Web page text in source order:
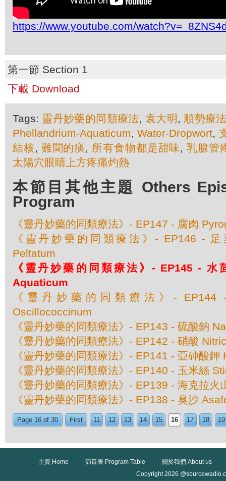
https://www.youtube.com/
第一節 Section 1
下載 Download
Tags: 靈丹妙藥的同類療法, 袁大明 , 順勢療
Phellandrium-Aquaticum,Water-Dropwort,
結核, 難聞的痰, 所有食物都是甜味,乳腺管
太陽穴眼睛上方疼痛灼熱
本節目其他主題 Others
Program
《靈丹妙藥的同類療法》- EP147 - 腐肉
《靈丹妙藥的同類療法》- EP146 - 足
Peltatum
《靈丹妙藥的同類療法》- EP145 - 水
Aquaticum
《靈丹妙藥的同類療法》-
Oscillococcinum
《靈丹妙藥的同類療法》- EP143 - 硫酸鈉
《靈丹妙藥的同類療法》- EP142 - 硝酸
《靈丹妙藥的同類療法》- EP141 - 亞砷酸
《靈丹妙藥的同類療法》- EP140 - 玉米絲
《靈丹妙藥的同類療法》- EP139 - 海克拉
《靈丹妙藥的同類療法》- EP138 - 臭沙
Page 16 of 30 First 11 12 13 14 15 16 17 18 19
主頁 Home 節目表 Program Table
關於我們 About us
Copyright 2026